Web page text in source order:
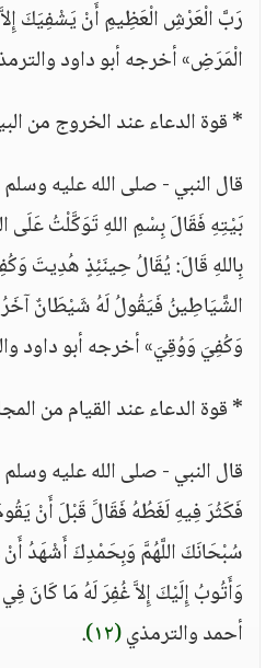
رَبَّ الْعَرْشِ الْعَظِيمِ أَنْ يَشْفِيَكَ إِلاَّ
الْمَرَضِ» أخرجه أبو داود
* قوة الدعاء عند الخروج من
قال النبي - صلى الله عليه
بَيْتِهِ فَقَالَ بِسْمِ اللهِ تَوَكَّلْتُ عَلَى
بِاللهِ قَالَ: يُقَالُ حِينَئِذٍ هُدِيتَ
الشَّيَاطِينُ فَيَقُولُ لَهُ شَيْطَانٌ
وَكُفِيَ وَوُقِيَ» أخرجه أبو داود
* قوة الدعاء عند القيام من
قال النبي - صلى الله عليه
فَكَثُرَ فِيهِ لَغَطُهُ فَقَالََ قَبْلَ أَنْ
سُبْحَانَكَ اللَّهُمَّ وَبِحَمْدِكَ أَشْهَدُ أَنْ
وَأَتُوبُ إِلَيْكَ إِلاَّ غُفِرَ لَهُ مَا
أحمد والترمذي(١٢) .